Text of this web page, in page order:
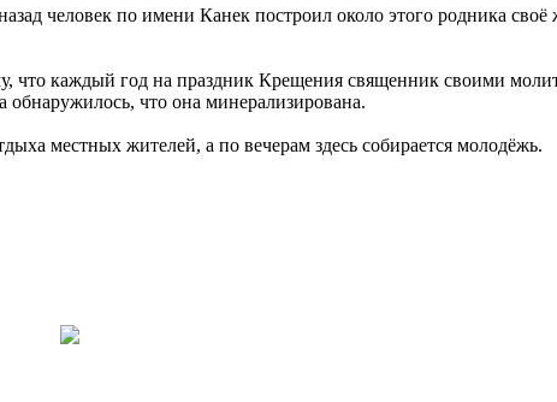
человек по имени Канек построил около этого родника
что каждый год на праздник Крещения священник своими
обнаружилось, что она минерализирована.
местных жителей, а по вечерам здесь собирается молодёжь.